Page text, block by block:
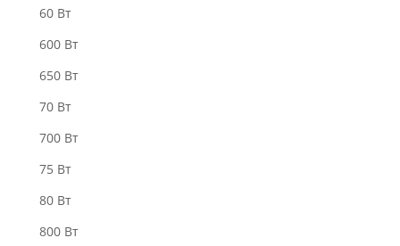
60 Вт
600 Вт
650 Вт
70 Вт
700 Вт
75 Вт
80 Вт
800 Вт